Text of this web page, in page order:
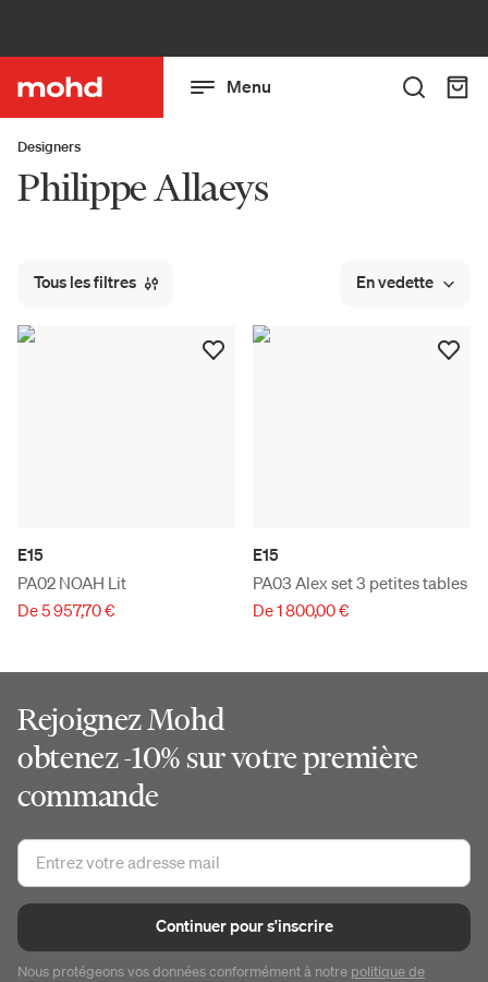
Menu
Designers
Philippe Allaeys
Tous les filtres En vedette
E15
PA02 NOAH Lit
De 5 957,70 €
E15
PA03 Alex set 3 petites tables
De 1 800,00 €
Rejoignez Mohd
obtenez -10% sur votre première
commande
Continuer pour s'inscrire
Nous protégeons vos données conformément à notre politique de